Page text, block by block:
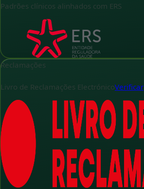
Padrões clínicos alinhados com ERS
Reclamações
Livro de Reclamações ElectrónicoVerificar